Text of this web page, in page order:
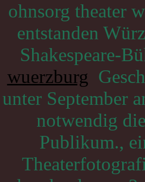
ohnsorg theater
entstanden
Shakespeare-
wuerzburg
unter September
notwendig
Publikum.,